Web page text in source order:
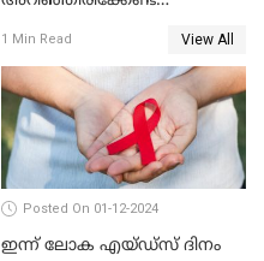
1 Min Read View All
Posted On 01-12-2024
ഇന്ന് ലോക എയ്ഡ്‌സ് ദിനം